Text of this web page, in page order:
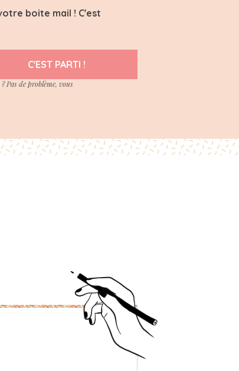
boite mail ! C'est
C'EST PARTI !
Pas de problème, vous